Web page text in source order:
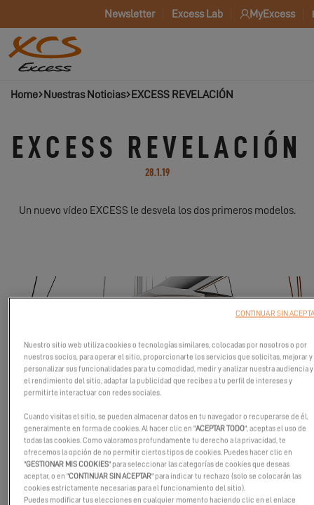
Newsletter Excess Lab MyExcess
Home Nuestras Noticias EXCESS REVELACIÓN
EXCESS REVELACIÓN
28.1.19
Un nuevo vídeo EXCESS le desvela los dos primeros modelos.
Un nuevo vídeo EXCESS le desvela los dos primeros modelos.
El EXCESS 12 y el EXCESS 15 son catamaranes modernos,
Nuestro sitio web utiliza cookies o tecnologías similares, colocadas por nosotros o por
nuestros socios, para operar el sitio, proporcionarte los servicios que solicitas, mejorar y
personalizar sus funcionalidades para tu comodidad, medir y analizar nuestra audiencia y
el rendimiento del sitio, adaptar la publicidad que recibes a tu perfil de intereses y
permitirte interactuar con redes sociales.
Cuando visitas el sitio, se pueden almacenar datos en tu navegador o recuperarse de él,
generalmente en forma de cookies. Al hacer clic en "ACEPTAR TODO", aceptas el uso de
todas las cookies. Como valoramos profundamente tu derecho a la privacidad, te
ofrecemos la opción de no permitir ciertos tipos de cookies. Puedes hacer clic en
"GESTIONAR MIS COOKIES" para seleccionar las categorías de cookies que deseas
aceptar, o en "CONTINUAR SIN ACEPTAR" para indicar tu rechazo (solo se colocarán las
cookies estrictamente necesarias para el funcionamiento del sitio).
Puedes modificar tus elecciones en cualquier momento haciendo clic en el enlace
CONTINUAR SIN